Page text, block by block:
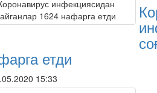
етди
15:33